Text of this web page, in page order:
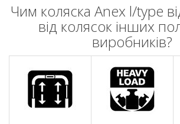
Чим коляска Anex l/type
від колясок інших
виробників?